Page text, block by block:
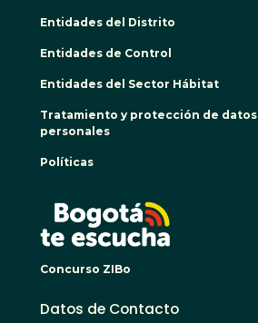
Entidades del Distrito
Entidades de Control
Entidades del Sector Hábitat
Tratamiento y protección de datos
personales
Políticas
Concurso ZIBo
Datos de Contacto